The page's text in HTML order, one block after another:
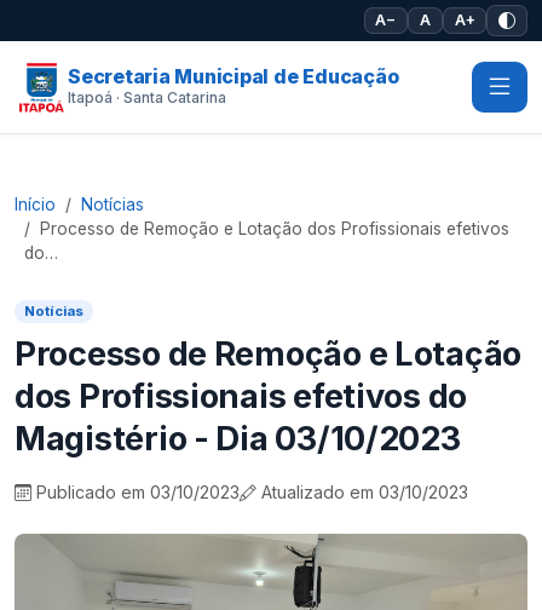
A− A A+
Secretaria Municipal de Educação
Itapoá · Santa Catarina
Início
Notícias
Processo de Remoção e Lotação dos Profissionais efetivos
do…
Notícias
Processo de Remoção e Lotação
dos Profissionais efetivos do
Magistério - Dia 03/10/2023
Publicado em 03/10/2023 Atualizado em 03/10/2023